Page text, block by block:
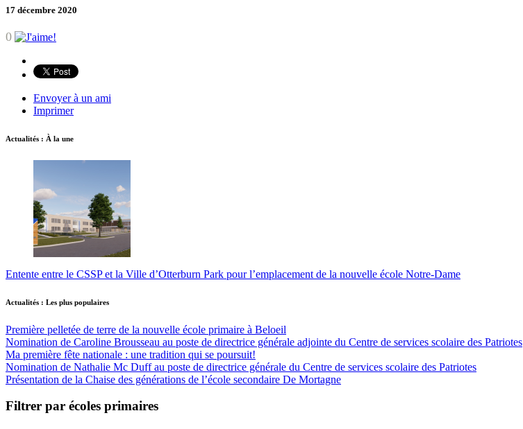
17 décembre 2020
0
Envoyer à un ami
Imprimer
Actualités : À la une
Entente entre le CSSP et la Ville d’Otterburn Park pour l’emplacement de la nouvelle école Notre-Dame
Actualités : Les plus populaires
Première pelletée de terre de la nouvelle école primaire à Beloeil
Nomination de Caroline Brousseau au poste de directrice générale adjointe du Centre de services scolaire des Patriotes
Ma première fête nationale : une tradition qui se poursuit!
Nomination de Nathalie Mc Duff au poste de directrice générale du Centre de services scolaire des Patriotes
Présentation de la Chaise des générations de l’école secondaire De Mortagne
Filtrer par écoles primaires